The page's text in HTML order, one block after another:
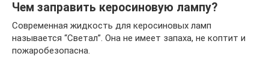
Чем заправить керосиновую лампу?
Современная жидкость для керосиновых ламп
называется “Светал”. Она не имеет запаха, не коптит и
пожаробезопасна.